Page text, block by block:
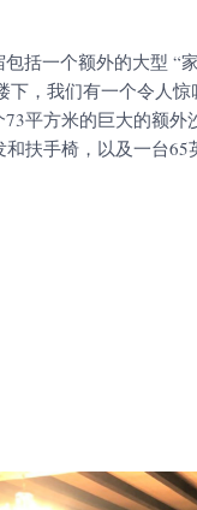
括一个额外的大型 “
下，我们有一个令人
平方米的巨大的额
扶手椅，以及一台